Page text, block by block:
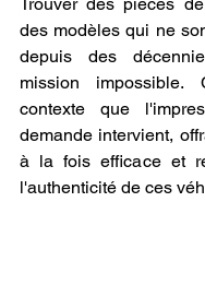
des modèles qui ne
depuis des
mission
contexte que
demande intervient,
à la fois efficace et
l'authenticité de ces